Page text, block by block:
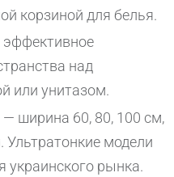
корзиной для белья.
над
или унитазом.
ширина 60, 80, 100 см,
Ультратонкие модели
украинского рынка.